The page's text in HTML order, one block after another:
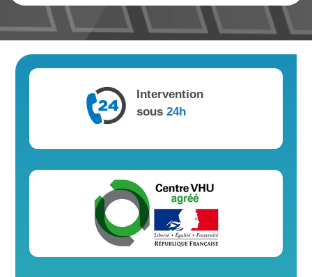
Intervention
sous 24h